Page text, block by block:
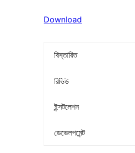
Download
বিস্তারিত
রিভিউ
ইন্সটলেশন
ডেভেলপমেন্ট